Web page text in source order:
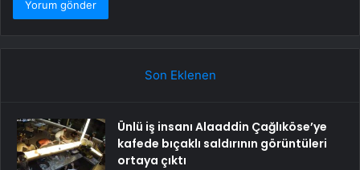
Son Eklenen
Ünlü iş insanı Alaaddin Çağlıköse’ye
kafede bıçaklı saldırının görüntüleri
ortaya çıktı